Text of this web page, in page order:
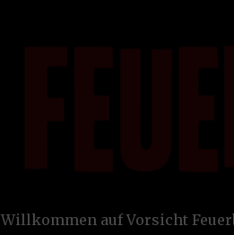
Willkommen auf Vorsicht